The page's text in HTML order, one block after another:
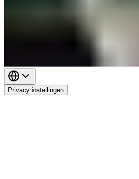
Privacy instellingen